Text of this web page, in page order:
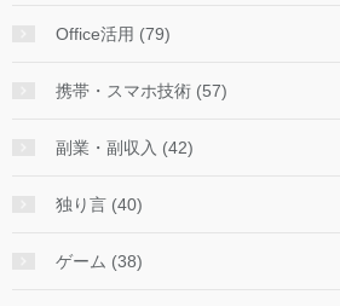
Office活用 (79)
携帯・スマホ技術 (57)
副業・副収入 (42)
独り言 (40)
ゲーム (38)